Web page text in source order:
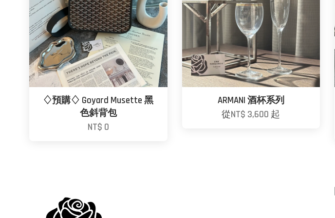
♢預購♢ Goyard Musette 黑
色斜背包
NT$ 0
ARMANI 酒杯系列
從NT$ 3,600 起